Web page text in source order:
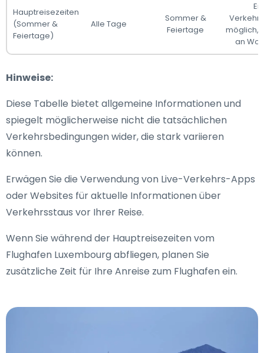
Hauptreisezeiten
(Sommer &
Feiertage)
Alle Tage
Sommer &
Feiertage
möglich,
an
Hinweise:
Diese Tabelle bietet allgemeine Informationen und
spiegelt möglicherweise nicht die tatsächlichen
Verkehrsbedingungen wider, die stark variieren
können.
Erwägen Sie die Verwendung von Live-Verkehrs-Apps
oder Websites für aktuelle Informationen über
Verkehrsstaus vor Ihrer Reise.
Wenn Sie während der Hauptreisezeiten vom
Flughafen Luxembourg abfliegen, planen Sie
zusätzliche Zeit für Ihre Anreise zum Flughafen ein.